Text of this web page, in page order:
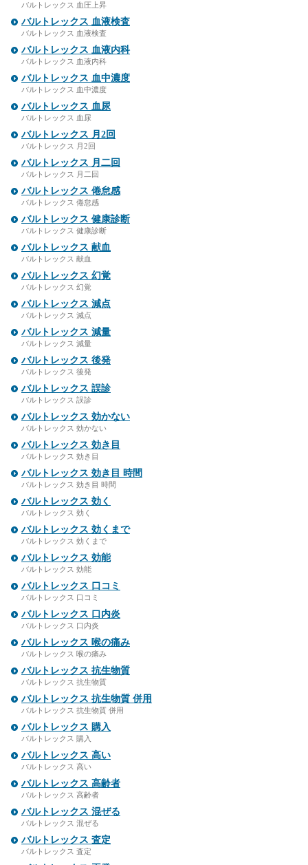
バルトレックス 血圧上昇
バルトレックス 血液検査
バルトレックス 血液検査
バルトレックス 血液内科
バルトレックス 血液内科
バルトレックス 血中濃度
バルトレックス 血中濃度
バルトレックス 血尿
バルトレックス 血尿
バルトレックス 月2回
バルトレックス 月2回
バルトレックス 月二回
バルトレックス 月二回
バルトレックス 倦怠感
バルトレックス 倦怠感
バルトレックス 健康診断
バルトレックス 健康診断
バルトレックス 献血
バルトレックス 献血
バルトレックス 幻覚
バルトレックス 幻覚
バルトレックス 減点
バルトレックス 減点
バルトレックス 減量
バルトレックス 減量
バルトレックス 後発
バルトレックス 後発
バルトレックス 誤診
バルトレックス 誤診
バルトレックス 効かない
バルトレックス 効かない
バルトレックス 効き目
バルトレックス 効き目
バルトレックス 効き目 時間
バルトレックス 効き目 時間
バルトレックス 効く
バルトレックス 効く
バルトレックス 効くまで
バルトレックス 効くまで
バルトレックス 効能
バルトレックス 効能
バルトレックス 口コミ
バルトレックス 口コミ
バルトレックス 口内炎
バルトレックス 口内炎
バルトレックス 喉の痛み
バルトレックス 喉の痛み
バルトレックス 抗生物質
バルトレックス 抗生物質
バルトレックス 抗生物質 併用
バルトレックス 抗生物質 併用
バルトレックス 購入
バルトレックス 購入
バルトレックス 高い
バルトレックス 高い
バルトレックス 高齢者
バルトレックス 高齢者
バルトレックス 混ぜる
バルトレックス 混ぜる
バルトレックス 査定
バルトレックス 査定